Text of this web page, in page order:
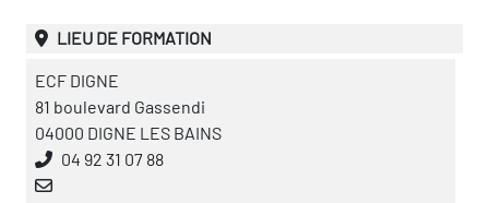
LIEU DE FORMATION
ECF DIGNE
81 boulevard Gassendi
04000 DIGNE LES BAINS
04 92 31 07 88